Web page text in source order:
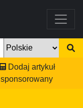
Dodaj artykuł
sponsorowany